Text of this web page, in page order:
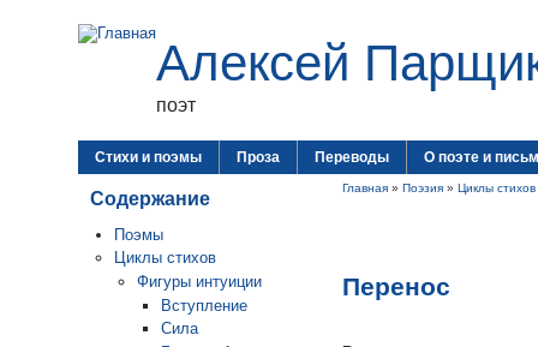
Алексей
поэт
Стихи и поэмы Проза Переводы О поэте и
Содержание
Поэмы
Циклы стихов
Фигуры интуиции
Вступление
Сила
Главная » Поэзия » Циклы стихов
Перенос